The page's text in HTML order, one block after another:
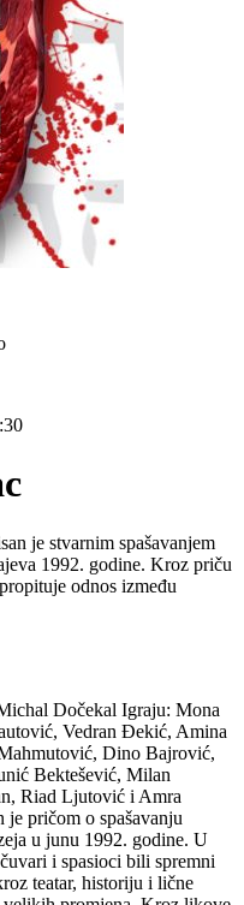
je stvarnim spašavanjem
1992. godine. Kroz priču
odnos između
Dočekal Igraju: Mona
Vedran Đekić, Amina
Dino Bajrović,
Bektešević, Milan
Riad Ljutović i Amra
pričom o spašavanju
u junu 1992. godine. U
i spasioci bili spremni
teatar, historiju i lične